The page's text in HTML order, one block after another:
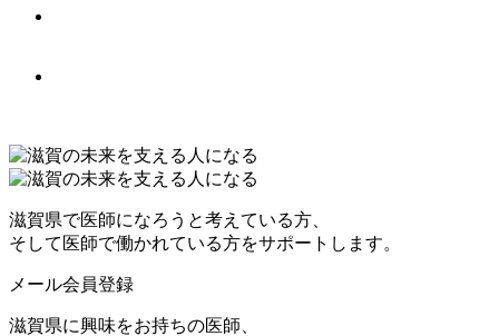
滋賀県で医師になろうと考えている方、
そして医師で働かれている方をサポートします。
メール会員登録
滋賀県に興味をお持ちの医師、